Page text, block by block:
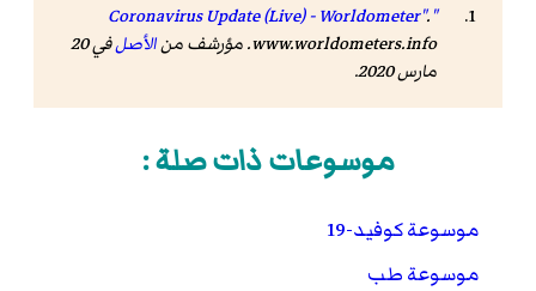
"Coronavirus Update (Live) - Worldometer"
.
www.worldometers.info. مؤرشف منالأصل
في 20
مارس 2020.
موسوعات ذات صلة :
موسوعة كوفيد-19
موسوعة طب